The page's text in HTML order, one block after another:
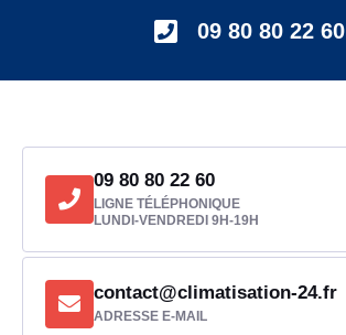
09 80 80 22 60
09 80 80 22 60
LIGNE TÉLÉPHONIQUE
LUNDI-VENDREDI 9H-19H
contact@climatisation-24.fr
ADRESSE E-MAIL